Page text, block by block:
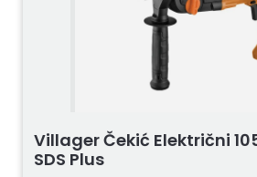
Villager Čekić Električni
SDS Plus